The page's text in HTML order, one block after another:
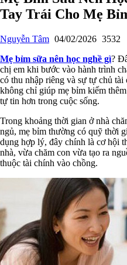
Tay Trái Cho Mẹ
Nguyễn Tâm 04/02/2026 3532
Mẹ bỉm sữa nên học nghề gì?
chị em khi bước vào hành trình
có thu nhập riêng và sự tự chủ
không chỉ giúp mẹ bỉm kiếm
tự tin hơn trong cuộc sống.
Trong khoảng thời gian ở nhà
ngủ, mẹ bỉm thường có quỹ thời
dụng hợp lý, đây chính là cơ hội
nhà, vừa chăm con vừa tạo ra
thuộc tài chính vào chồng.